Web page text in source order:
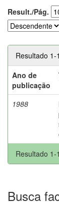
Result./Pág.
Resultado 1-
Ano de
publicação
1988
Resultado 1-
Busca